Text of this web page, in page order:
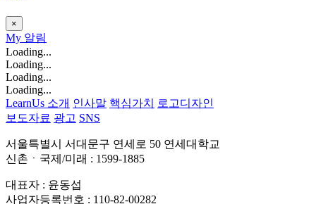
×
My 알림
Loading...
Loading...
Loading...
Loading...
LearnUs 소개 인사말 핵심가치
로고디자인
보도자료 광고 SNS
서울특별시 서대문구 연세로 50 연세대학교
신촌ㆍ국제/미래 : 1599-1885
대표자 : 윤동섭
사업자등록번호 : 110-82-00282